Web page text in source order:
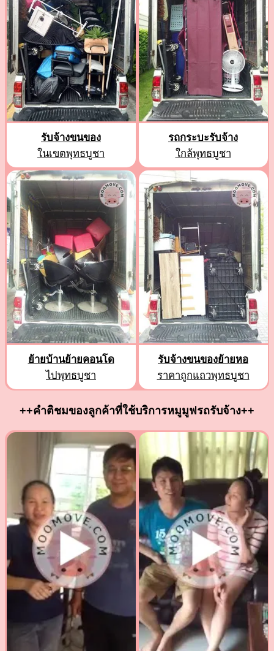
รับจ้างขนของ
ในเขตพุทธบูชา
รถกระบะรับจ้าง
ใกล้พุทธบูชา
ย้ายบ้านย้ายคอนโด
ไปพุทธบูชา
รับจ้างขนของย้ายหอ
ราคาถูกแถวพุทธบูชา
++คำติชมของลูกค้าที่ใช้บริการหมูมูฟรถรับจ้าง++